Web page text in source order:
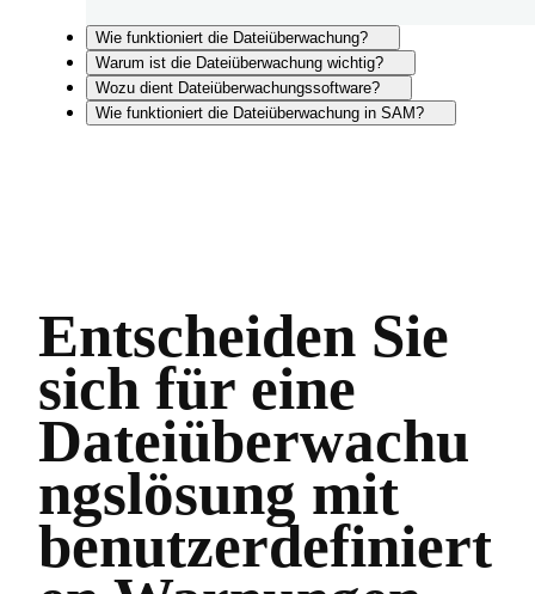
Wie funktioniert die Dateiüberwachung?
Warum ist die Dateiüberwachung wichtig?
Wozu dient Dateiüberwachungssoftware?
Wie funktioniert die Dateiüberwachung in SAM?
Entscheiden Sie
sich für eine
Dateiüberwachu
ngslösung mit
benutzerdefiniert